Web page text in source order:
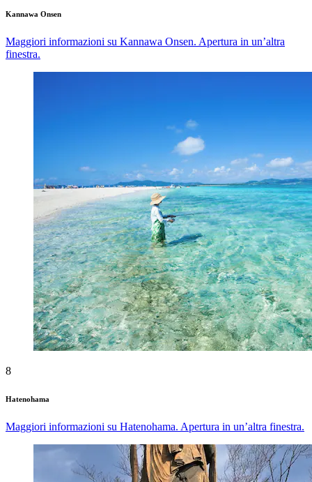
Kannawa Onsen
Maggiori informazioni su Kannawa Onsen. Apertura in un’altra
finestra.
8
Hatenohama
Maggiori informazioni su Hatenohama. Apertura in un’altra finestra.